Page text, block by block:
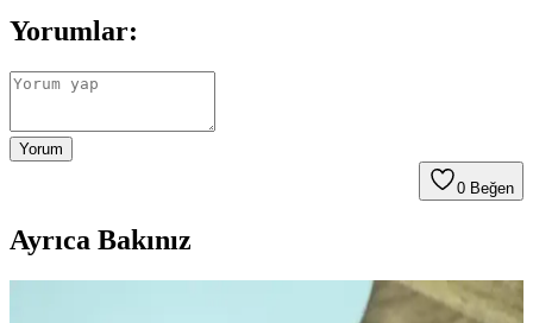
Yorumlar:
Yorum
0 Beğen
Ayrıca Bakınız
Polimer Kil ile Detaylı Wall-E Minyatür Model